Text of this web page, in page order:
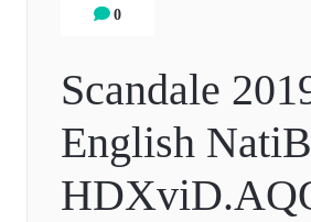
0
Scandale
English